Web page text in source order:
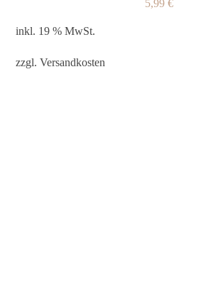
5,99 €
inkl. 19 % MwSt.
zzgl.Versandkosten